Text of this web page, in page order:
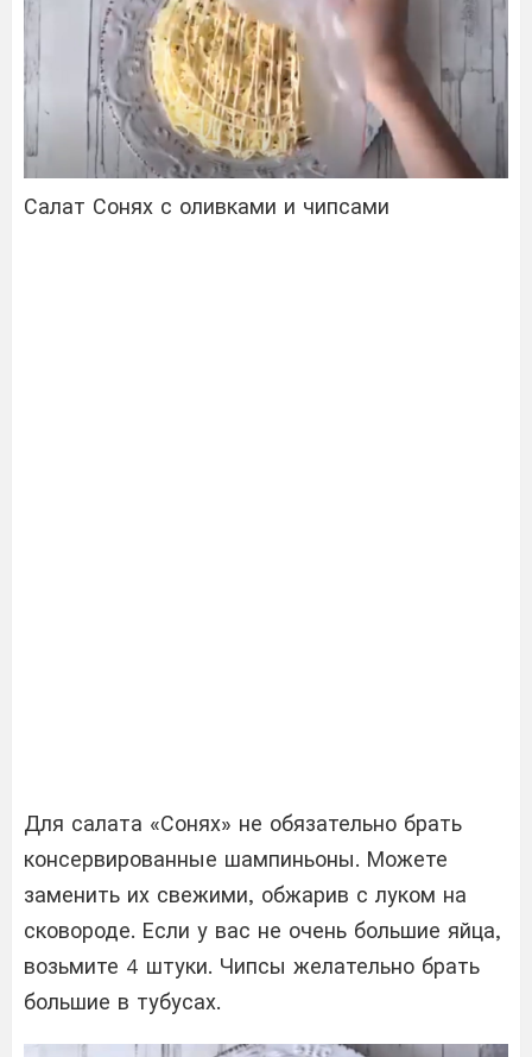
Салат Сонях с оливками и чипсами
Для салата «Сонях» не обязательно брать
консервированные шампиньоны. Можете
заменить их свежими, обжарив с луком на
сковороде. Если у вас не очень большие яйца,
возьмите 4 штуки. Чипсы желательно брать
большие в тубусах.